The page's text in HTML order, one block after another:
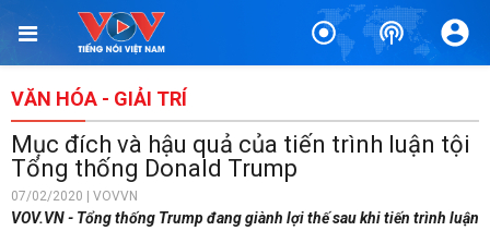
VĂN HÓA - GIẢI TRÍ
Mục đích và hậu quả của tiến trình luận tội
Tổng thống Donald Trump
07/02/2020 | VOVVN
VOV.VN - Tổng thống Trump đang giành lợi thế sau khi tiến trình luận